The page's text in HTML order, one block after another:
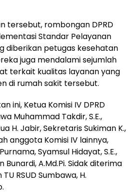
tersebut, rombongan DPRD
Standar Pelayanan
diberikan petugas kesehatan
juga mendalami sejumlah
terkait kualitas layanan yang
di rumah sakit tersebut.
ini, Ketua Komisi IV DPRD
Muhammad Takdir, S.E.,
H. Jabir, Sekretaris Sukiman K.,
anggota Komisi IV lainnya,
Syamsul Hidayat, S.E.,
Bunardi, A.Md.Pi. Sidak diterima
RSUD Sumbawa, H.